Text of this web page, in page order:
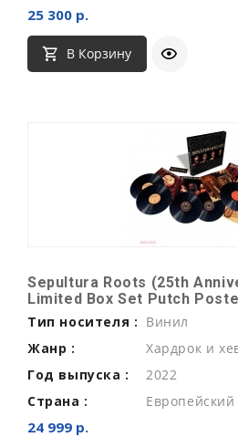
25 300 р.
В Корзину
Sepultura Roots (25th
Limited Box Set Putch
Тип носителя : Винил
Жанр :
Хардрок и
Год выпуска :
2022
Страна :
24 999 р.